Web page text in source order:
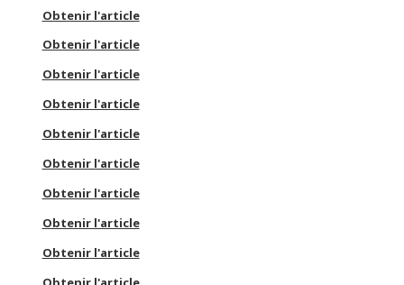
Obtenir l'article
Obtenir l'article
Obtenir l'article
Obtenir l'article
Obtenir l'article
Obtenir l'article
Obtenir l'article
Obtenir l'article
Obtenir l'article